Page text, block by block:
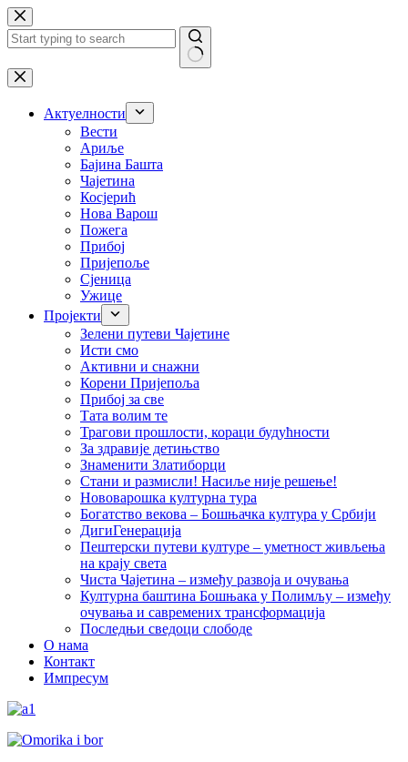
Skip
to
content
No
results
Актуелности
Вести
Ариље
Бајина Башта
Чајетина
Косјерић
Нова Варош
Пожега
Прибој
Пријепоље
Сјеница
Ужице
Пројекти
Зелени путеви Чајетине
Исти смо
Активни и снажни
Корени Пријепоља
Прибој за све
Тата волим те
Трагови прошлости, кораци будућности
За здравије детињство
Знаменити Златиборци
Стани и размисли! Насиље није решење!
Нововарошка културна тура
Богатство векова – Бошњачка култура у Србији
ДигиГенерација
Пештерски путеви културе – уметност живљења
на крају света
Чиста Чајетина – између развоја и очувања
Културна баштина Бошњака у Полимљу – између
очувања и савремених трансформација
Последњи сведоци слободе
О нама
Контакт
Импресум